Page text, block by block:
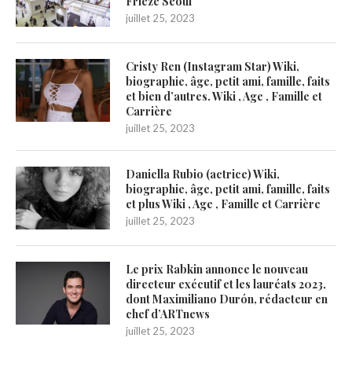
juillet 25, 2023
Cristy Ren (Instagram Star) Wiki,
biographie, âge, petit ami, famille, faits
et bien d’autres. Wiki , Age , Famille et
Carrière
juillet 25, 2023
Daniella Rubio (actrice) Wiki,
biographie, âge, petit ami, famille, faits
et plus Wiki , Age , Famille et Carrière
juillet 25, 2023
Le prix Rabkin annonce le nouveau
directeur exécutif et les lauréats 2023,
dont Maximiliano Durón, rédacteur en
chef d’ARTnews
juillet 25, 2023